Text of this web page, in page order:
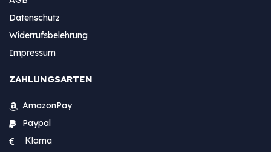
Datenschutz
Widerrufsbelehrung
Impressum
ZAHLUNGSARTEN
AmazonPay
Paypal
Klarna